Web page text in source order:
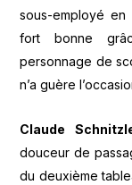
sous-employé en
fort bonne
personnage de
n’a guère
Claude
douceur de
du deuxième